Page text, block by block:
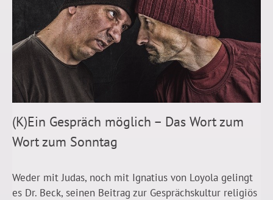
(K)Ein Gespräch möglich – Das Wort zum
Wort zum Sonntag
Weder mit Judas, noch mit Ignatius von Loyola gelingt
es Dr. Beck, seinen Beitrag zur Gesprächskultur religiös